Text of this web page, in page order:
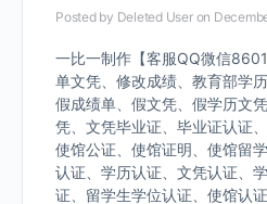
Posted by Deleted User on
一比一制作【客服QQ微信
单文凭、修改成绩、教育部学
假成绩单、假文凭、假学历文
凭、文凭毕业证、毕业证认证
使馆公证、使馆证明、使馆留
认证、学历认证、文凭认证、
证、留学生学位认证、使馆认